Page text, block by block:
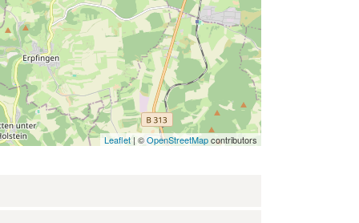
Leaflet | ©OpenStreetMapcontributors